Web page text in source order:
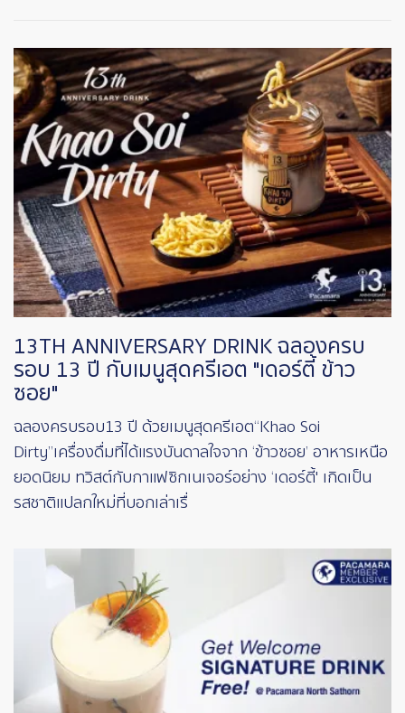
Image
13TH ANNIVERSARY DRINK ฉลองครบ
รอบ 13 ปี กับเมนูสุดครีเอต "เดอร์ตี้ ข้าว
ซอย"
ฉลองครบรอบ 13 ปี ด้วยเมนูสุดครีเอต “Khao Soi
Dirty”เครื่องดื่มที่ได้แรงบันดาลใจจาก ‘ข้าวซอย’ อาหารเหนือ
ยอดนิยม ทวิสต์กับกาแฟซิกเนเจอร์อย่าง ‘เดอร์ตี้' เกิดเป็น
รสชาติแปลกใหม่ที่บอกเล่าเรื่
Image